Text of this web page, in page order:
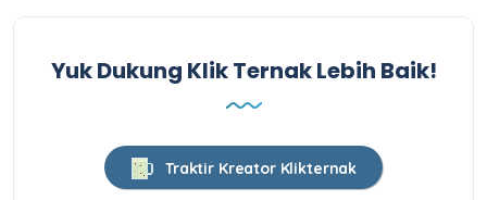
Yuk Dukung Klik Ternak Lebih Baik!
Traktir Kreator Klikternak